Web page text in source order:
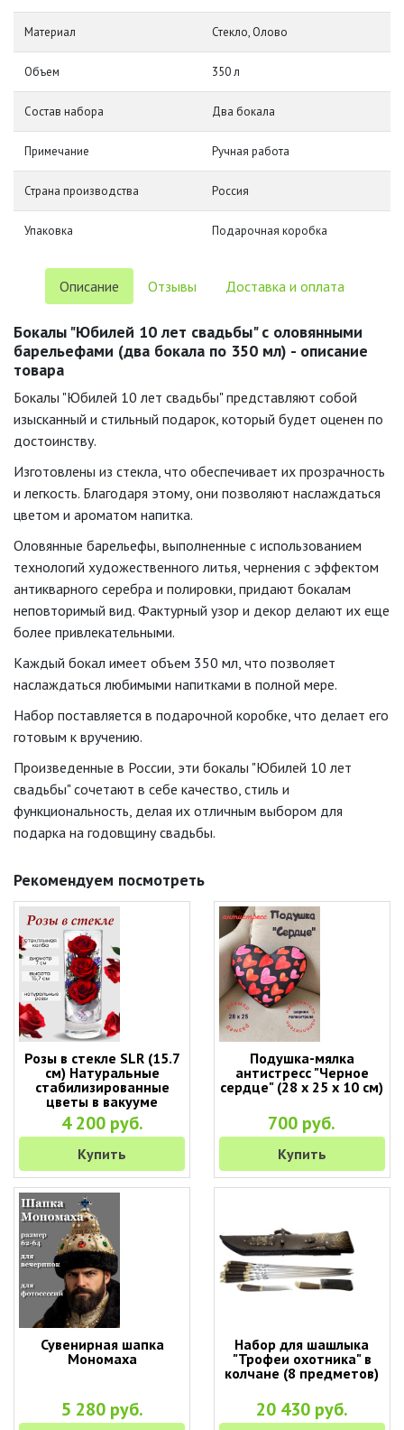
Материал Стекло, Олово
Объем 350 л
Состав набора Два бокала
Примечание Ручная работа
Страна производства Россия
Упаковка Подарочная коробка
Описание Отзывы Доставка и оплата
Бокалы "Юбилей 10 лет свадьбы" с оловянными
барельефами (два бокала по 350 мл) - описание
товара
Бокалы "Юбилей 10 лет свадьбы" представляют собой
изысканный и стильный подарок, который будет оценен по
достоинству.
Изготовлены из стекла, что обеспечивает их прозрачность
и легкость. Благодаря этому, они позволяют наслаждаться
цветом и ароматом напитка.
Оловянные барельефы, выполненные с использованием
технологий художественного литья, чернения с эффектом
антикварного серебра и полировки, придают бокалам
неповторимый вид. Фактурный узор и декор делают их еще
более привлекательными.
Каждый бокал имеет объем 350 мл, что позволяет
наслаждаться любимыми напитками в полной мере.
Набор поставляется в подарочной коробке, что делает его
готовым к вручению.
Произведенные в России, эти бокалы "Юбилей 10 лет
свадьбы" сочетают в себе качество, стиль и
функциональность, делая их отличным выбором для
подарка на годовщину свадьбы.
Рекомендуем посмотреть
Розы в стекле SLR (15.7
см) Натуральные
стабилизированные
цветы в вакууме
4 200 руб.
Купить
Подушка-мялка
антистресс "Черное
сердце" (28 х 25 х 10 см)
700 руб.
Купить
Сувенирная шапка
Мономаха
5 280 руб.
Набор для шашлыка
"Трофеи охотника" в
колчане (8 предметов)
20 430 руб.